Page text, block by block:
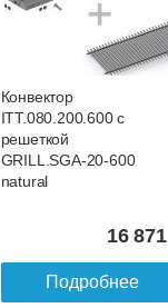
ITTB.090.250.1000
GRILL.SGW-25-
45 170
Подробнее
Конвектор
ITT.080.200.600 с
решеткой
GRILL.SGA-20-600
natural
16 871
Подробнее